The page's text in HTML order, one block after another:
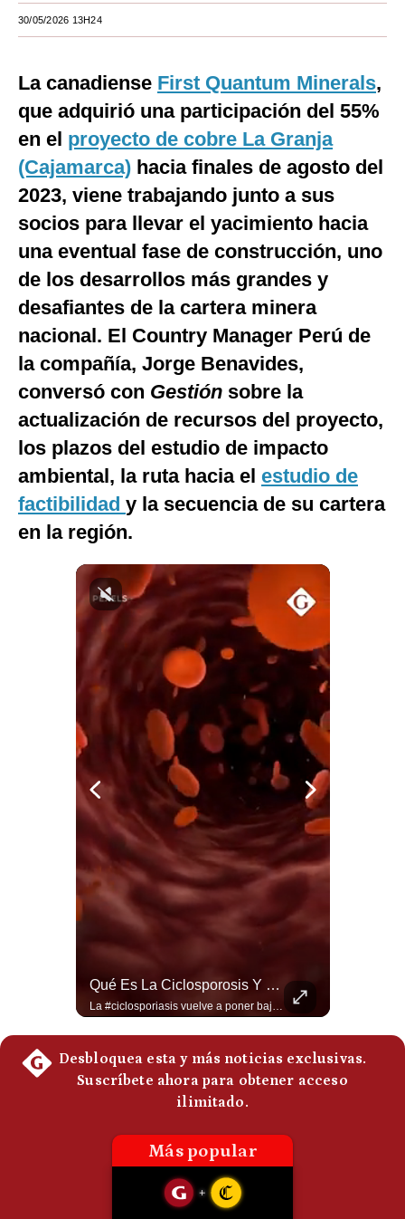
G de Gestión
Notas Contratadas
Podcast
Videos
Fotogalerías
gestion.pe
¿quiénes
Y
Condiciones
De
30/05/2026 13H24
La canadiense First Quantum Minerals,
que adquirió una participación del 55%
en el proyecto de cobre La Granja
(Cajamarca) hacia finales de agosto del
2023, viene trabajando junto a sus
socios para llevar el yacimiento hacia
una eventual fase de construcción, uno
de los desarrollos más grandes y
desafiantes de la cartera minera
nacional. El Country Manager Perú de
la compañía, Jorge Benavides,
conversó con Gestión sobre la
actualización de recursos del proyecto,
los plazos del estudio de impacto
ambiental, la ruta hacia el estudio de
factibilidad y la secuencia de su cartera
en la región.
Qué Es La Ciclosporosis Y Por Qué Está En Aumento | Gestión Mundo